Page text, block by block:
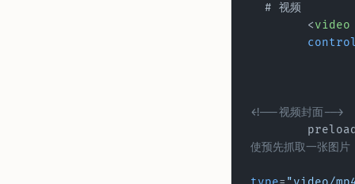
  # 视频
	<
video
<!--视频封面-->
使预先抓取一张图